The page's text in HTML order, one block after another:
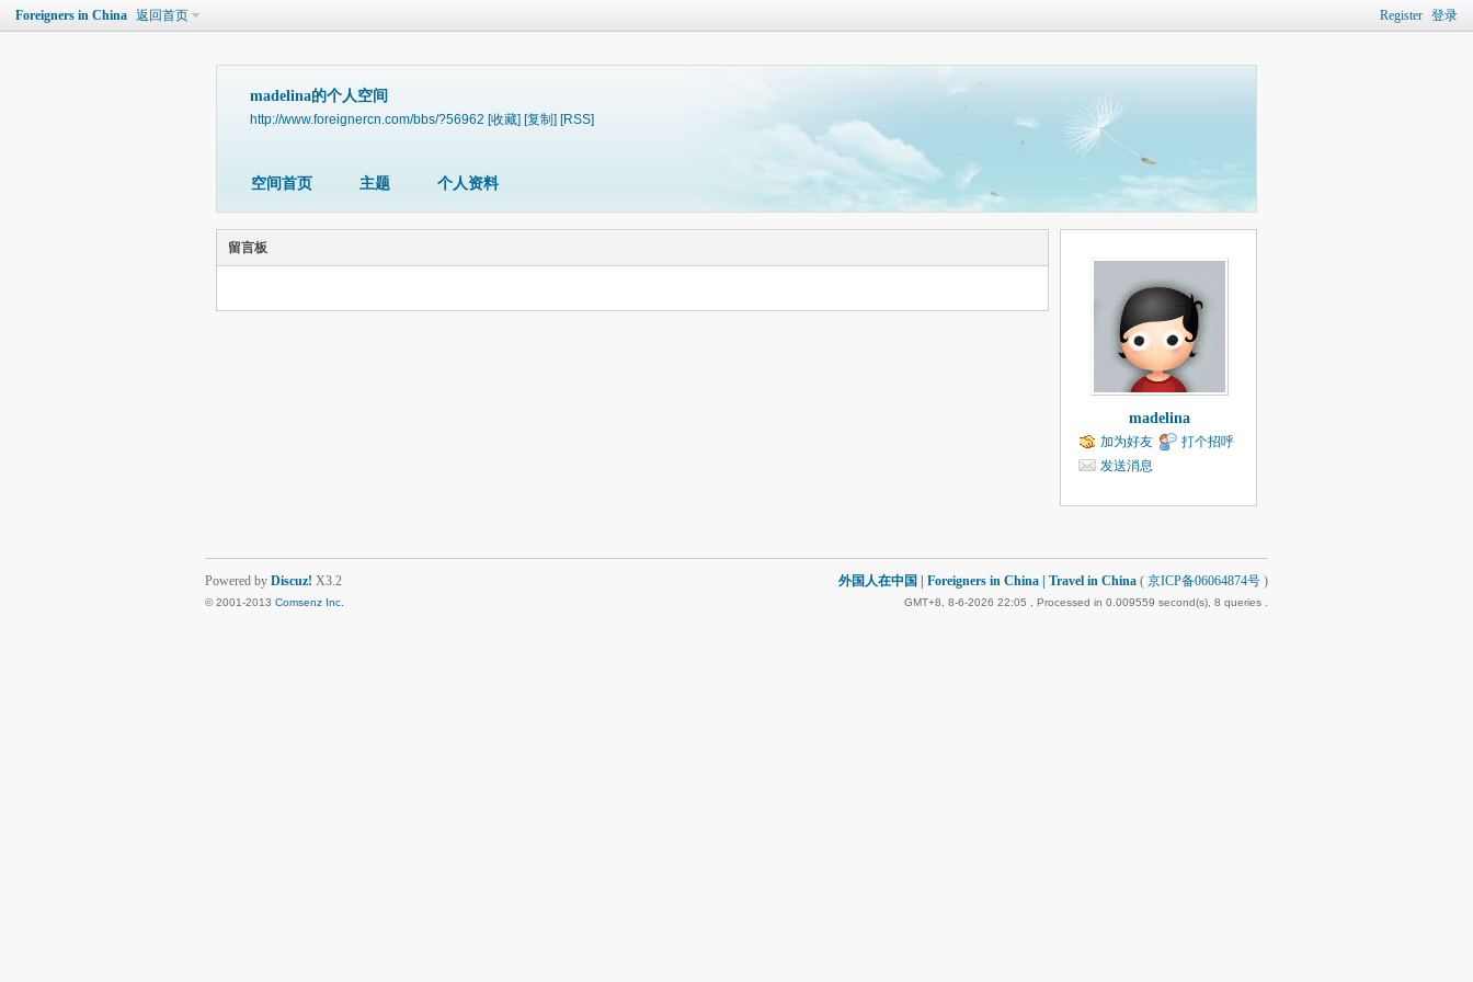
Register 登录
Foreigners in China 返回首页
madelina的个人空间
http://www.foreignercn.com/bbs/?56962 [收藏] [复制] [RSS]
空间首页 主题 个人资料
留言板
madelina
加为好友
打个招呼
发送消息
外国人在中国 | Foreigners in China | Travel in China ( 京ICP备06064874号 )
GMT+8, 8-6-2026 22:05 , Processed in 0.009559 second(s), 8 queries .
Powered by Discuz! X3.2
© 2001-2013 Comsenz Inc.